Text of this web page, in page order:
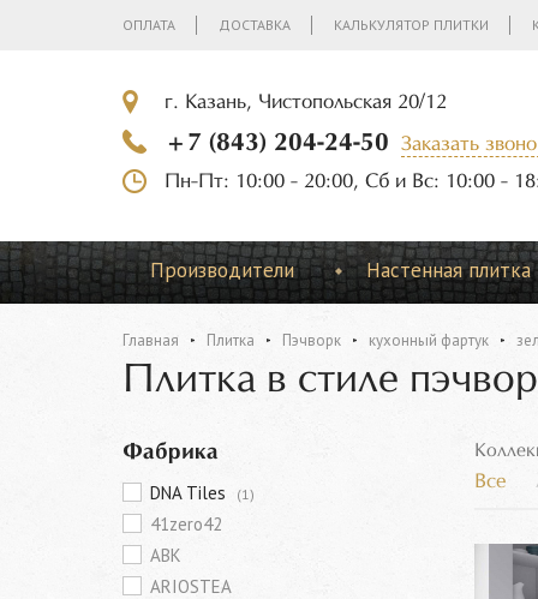
ОПЛАТА ДОСТАВКА КАЛЬКУЛЯТОР ПЛИТКИ
г. Казань, Чистопольская 20/12
+7 (843) 204-24-50
Заказать
Пн-Пт: 10:00 - 20:00, Сб и Вс: 10:00 -
Производители Настенная плитка
Главная Плитка Пэчворк кухонный фартук
Плитка в стиле
Фабрика
DNA Tiles (1)
41zero42
ABK
ARIOSTEA
Все